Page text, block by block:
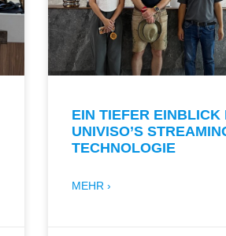
EIN TIEFER EINBLICK
UNIVISO’S
TECHNOLOGIE
MEHR ›